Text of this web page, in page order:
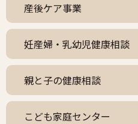
産後ケア事業
妊産婦・乳幼児健康相談
親と子の健康相談
こども家庭センター